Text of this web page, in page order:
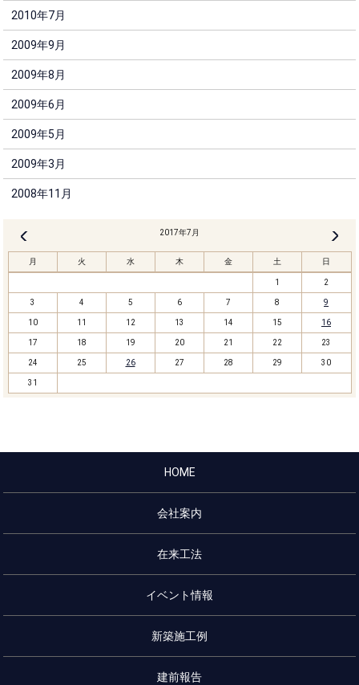
2010年7月
2009年9月
2009年8月
2009年6月
2009年5月
2009年3月
2008年11月
2017年7月
月 火 水 木 金 土 日
1 2
3 4 5 6 7 8 9
10 11 12 13 14 15 16
17 18 19 20 21 22 23
24 25 26 27 28 29 30
31
HOME
会社案内
在来工法
イベント情報
新築施工例
建前報告